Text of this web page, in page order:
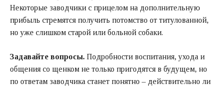
Некоторые заводчики с прицелом на дополнительную
прибыль стремятся получить потомство от титулованной,
но уже слишком старой или больной собаки.
Задавайте вопросы. Подробности воспитания, ухода и
общения со щенком не только пригодятся в будущем, но
по ответам заводчика станет понятно – действительно ли